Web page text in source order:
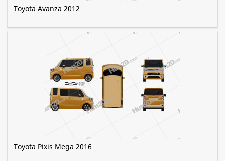
Toyota Avanza 2012
Toyota Pixis Mega 2016